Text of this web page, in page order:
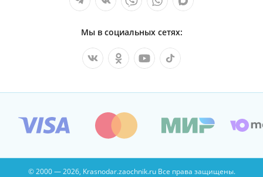
Мы в социальных сетях:
© 2000 — 2026, Krasnodar.zaochnik.ru Все права защищены.